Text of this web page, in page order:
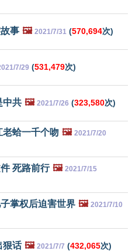
事 🖼️ 2021/7/31 (570,694次)
7/29 (531,479次)
中共 🖼️ 2021/7/26 (323,580次)
老蛤一千个吻 🖼️ 2021/7/20
死路前行 🖼️ 2021/7/15
掌权后迫害世界 🖼️ 2021/7/10
狠话 🖼️ 2021/7/7 (432,065次)